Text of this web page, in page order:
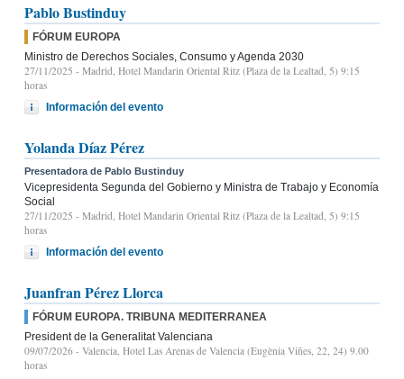
Pablo Bustinduy
FÓRUM EUROPA
Ministro de Derechos Sociales, Consumo y Agenda 2030
27/11/2025 - Madrid, Hotel Mandarin Oriental Ritz (Plaza de la Lealtad, 5) 9:15
horas
Información del evento
Yolanda Díaz Pérez
Presentadora de Pablo Bustinduy
Vicepresidenta Segunda del Gobierno y Ministra de Trabajo y Economía
Social
27/11/2025 - Madrid, Hotel Mandarin Oriental Ritz (Plaza de la Lealtad, 5) 9:15
horas
Información del evento
Juanfran Pérez Llorca
FÓRUM EUROPA. TRIBUNA MEDITERRANEA
President de la Generalitat Valenciana
09/07/2026 - Valencia, Hotel Las Arenas de Valencia (Eugènia Viñes, 22, 24) 9.00
horas